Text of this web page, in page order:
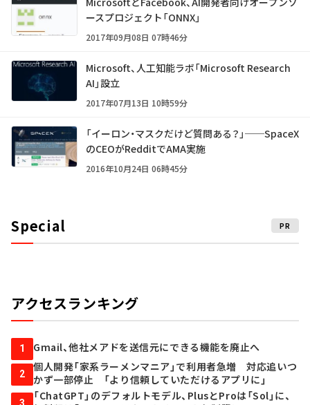
ースプロジェクト「ONNX」
2017年09月08日 07時46分
Microsoft、人工知能ラボ「Microsoft Research
AI」設立
2017年07月13日 10時59分
「イーロン・マスクだけど質問ある？」──SpaceX
のCEOがRedditでAMA実施
2016年10月24日 06時45分
Special PR
アクセスランキング
1 Gmail、他社メアドを送信元にできる機能を廃止へ
2
個人開発「家系ラーメンマニア」で利用者急増 対応追いつ
かず一部停止 「より信頼していただけるアプリに」
「ChatGPT」のデフォルトモデル、PlusとProは「Sol」に、